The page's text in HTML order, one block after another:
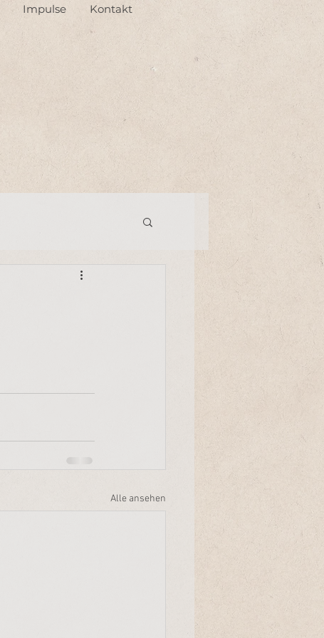
Impulse Kontakt
Alle ansehen